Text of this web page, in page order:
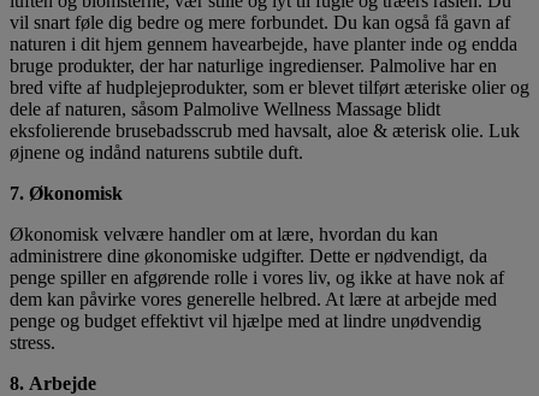
vil snart føle dig bedre og mere forbundet. Du kan også få gavn af
naturen i dit hjem gennem havearbejde, have planter inde og endda
bruge produkter, der har naturlige ingredienser. Palmolive har en
bred vifte af hudplejeprodukter, som er blevet tilført æteriske olier og
dele af naturen, såsom Palmolive Wellness Massage blidt
eksfolierende brusebadsscrub med havsalt, aloe & æterisk olie. Luk
øjnene og indånd naturens subtile duft.
7. Økonomisk
Økonomisk velvære handler om at lære, hvordan du kan
administrere dine økonomiske udgifter. Dette er nødvendigt, da
penge spiller en afgørende rolle i vores liv, og ikke at have nok af
dem kan påvirke vores generelle helbred. At lære at arbejde med
penge og budget effektivt vil hjælpe med at lindre unødvendig
stress.
8. Arbejde